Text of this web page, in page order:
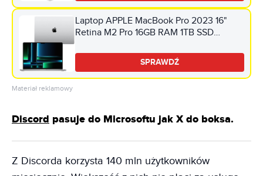
Laptop APPLE MacBook Pro 2023 16"
Retina M2 Pro 16GB RAM 1TB SSD
SPRAWDŹ
Materiał reklamowy
Discord pasuje do Microsoftu jak X do boksa.
Z Discorda korzysta 140 mln użytkowników